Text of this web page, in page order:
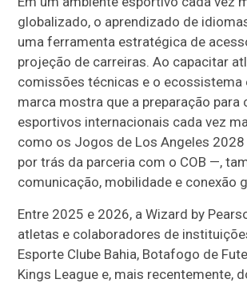
globalizado, o aprendizado de
uma ferramenta estratégica de
projeção de carreiras. Ao capacitar
comissões técnicas e o ecossistema
marca mostra que a preparação para
esportivos internacionais cada vez
como os Jogos de Los Angeles
por trás da parceria com o COB —,
comunicação, mobilidade e conexão
Entre 2025 e 2026, a Wizard by
atletas e colaboradores de
Esporte Clube Bahia, Botafogo de
Kings League e, mais recentemente,